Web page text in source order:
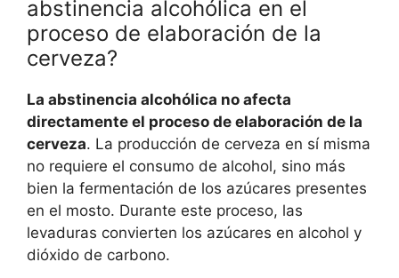
abstinencia alcohólica en el
proceso de elaboración de la
cerveza?
La abstinencia alcohólica no afecta
directamente el proceso de elaboración de la
cerveza. La producción de cerveza en sí misma
no requiere el consumo de alcohol, sino más
bien la fermentación de los azúcares presentes
en el mosto. Durante este proceso, las
levaduras convierten los azúcares en alcohol y
dióxido de carbono.